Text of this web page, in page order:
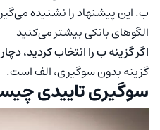
ب. این پیشنهاد را نشنیده
الگوهای بانکی بیشتر می‌کنید
اگر گزینه ب را انتخاب کردید،
گزینه بدون سوگیری، الف است.
سوگیری تاییدی